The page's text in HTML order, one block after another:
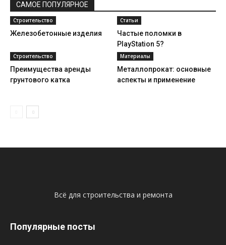
САМОЕ ПОПУЛЯРНОЕ
Строительство
Железобетонные изделия
Статьи
Частые поломки в
PlayStation 5?
Строительство
Преимущества аренды
грунтового катка
Материалы
Металлопрокат: основные
аспекты и применение
Всё для строительства и ремонта
Популярные посты